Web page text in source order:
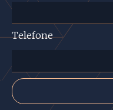
Telefone